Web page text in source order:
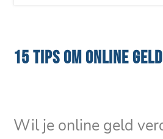
15 TIPS OM ONLINE
Wil je online geld